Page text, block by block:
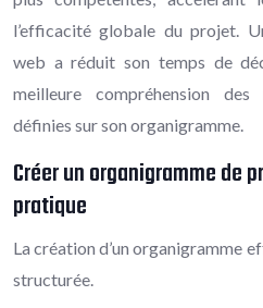
l’efficacité globale du projet.
web a réduit son temps de
meilleure compréhension des
définies sur son organigramme.
Créer un organigramme de
pratique
La création d’un organigramme
structurée.